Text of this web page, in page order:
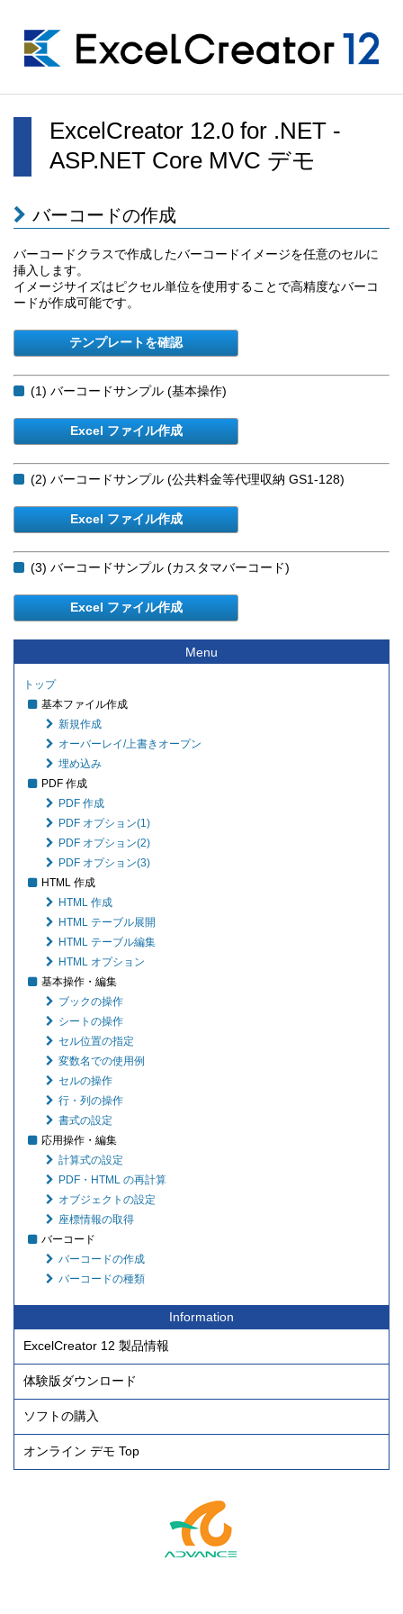
ExcelCreator 12.0 for .NET -
ASP.NET Core MVC デモ
バーコードの作成
バーコードクラスで作成したバーコードイメージを任意のセルに
挿入します。
イメージサイズはピクセル単位を使用することで高精度なバーコ
ードが作成可能です。
(1) バーコードサンプル (基本操作)
(2) バーコードサンプル (公共料金等代理収納 GS1-128)
(3) バーコードサンプル (カスタマバーコード)
Menu
トップ
基本ファイル作成
新規作成
オーバーレイ/上書きオープン
埋め込み
PDF 作成
PDF 作成
PDF オプション(1)
PDF オプション(2)
PDF オプション(3)
HTML 作成
HTML 作成
HTML テーブル展開
HTML テーブル編集
HTML オプション
基本操作・編集
ブックの操作
シートの操作
セル位置の指定
変数名での使用例
セルの操作
行・列の操作
書式の設定
応用操作・編集
計算式の設定
PDF・HTML の再計算
オブジェクトの設定
座標情報の取得
バーコード
バーコードの作成
バーコードの種類
Information
ExcelCreator 12 製品情報
体験版ダウンロード
ソフトの購入
オンライン デモ Top